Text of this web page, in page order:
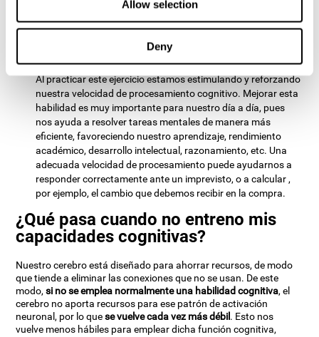
Allow selection
Deny
Velocidad de procesamiento cognitivo:En el juego mental
el trayecto adecuado. Para avanzar de nivel, debemos forzar
a nuestra mente a tomar decisiones adecuadas velozmente.
Al practicar este ejercicio estamos estimulando y reforzando
nuestra velocidad de procesamiento cognitivo. Mejorar esta
habilidad es muy importante para nuestro día a día, pues
nos ayuda a resolver tareas mentales de manera más
eficiente, favoreciendo nuestro aprendizaje, rendimiento
académico, desarrollo intelectual, razonamiento, etc. Una
adecuada velocidad de procesamiento puede ayudarnos a
responder correctamente ante un imprevisto, o a calcular ,
por ejemplo, el cambio que debemos recibir en la compra.
¿Qué pasa cuando no entreno mis
capacidades cognitivas?
Nuestro cerebro está diseñado para ahorrar recursos, de modo
que tiende a eliminar las conexiones que no se usan. De este
modo,si no se emplea normalmente una habilidad cognitiva, el
cerebro no aporta recursos para ese patrón de activación
neuronal, por lo quese vuelve cada vez más débil . Esto nos
vuelve menos hábiles para emplear dicha función cognitiva,